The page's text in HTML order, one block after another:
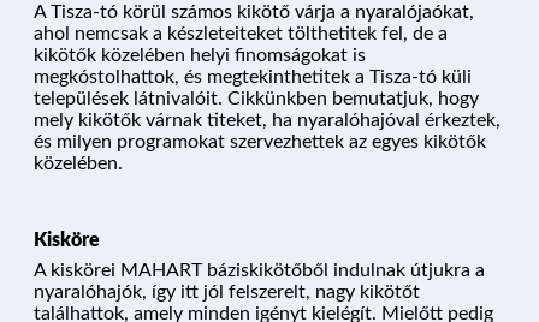
A Tisza-tó körül számos kikötő várja a nyaralójaókat,
ahol nemcsak a készleteiteket tölthetitek fel, de a
kikötők közelében helyi finomságokat is
megkóstolhattok, és megtekinthetitek a Tisza-tó küli
települések látnivalóit. Cikkünkben bemutatjuk, hogy
mely kikötők várnak titeket, ha nyaralóhajóval érkeztek,
és milyen programokat szervezhettek az egyes kikötők
közelében.
Kisköre
A kiskörei MAHART báziskikötőből indulnak útjukra a
nyaralóhajók, így itt jól felszerelt, nagy kikötőt
találhattok, amely minden igényt kielégít. Mielőtt pedig